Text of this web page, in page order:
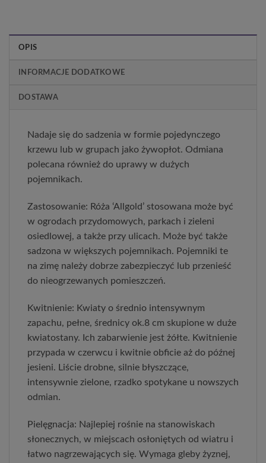
OPIS
INFORMACJE DODATKOWE
DOSTAWA
Nadaje się do sadzenia w formie pojedynczego
krzewu lub w grupach jako żywopłot. Odmiana
polecana również do uprawy w dużych
pojemnikach.
Zastosowanie: Róża ‘Allgold’ stosowana może być
w ogrodach przydomowych, parkach i zieleni
osiedlowej, a także przy ulicach. Może być także
sadzona w większych pojemnikach. Pojemniki te
na zimę należy dobrze zabezpieczyć lub przenieść
do nieogrzewanych pomieszczeń.
Kwitnienie: Kwiaty o średnio intensywnym
zapachu, pełne, średnicy ok.8 cm skupione w duże
kwiatostany. Ich zabarwienie jest żółte. Kwitnienie
przypada w czerwcu i kwitnie obficie aż do późnej
jesieni. Liście drobne, silnie błyszczące,
intensywnie zielone, rzadko spotykane u nowszych
odmian.
Pielęgnacja: Najlepiej rośnie na stanowiskach
słonecznych, w miejscach osłoniętych od wiatru i
łatwo nagrzewających się. Wymaga gleby żyznej,